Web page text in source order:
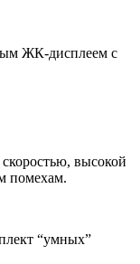
ЖК-дисплеем с
высокой
помехам.
“умных”